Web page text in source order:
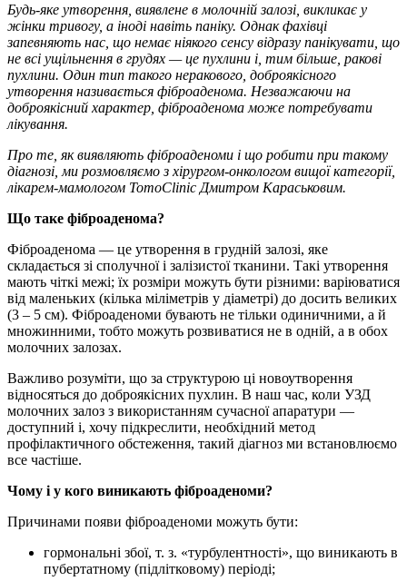
Будь-яке утворення, виявлене в молочній залозі, викликає у
жінки тривогу, а іноді навіть паніку. Однак фахівці
запевняють нас, що немає ніякого сенсу відразу панікувати, що
не всі ущільнення в грудях — це пухлини і, тим більше, ракові
пухлини. Один тип такого неракового, доброякісного
утворення називається фіброаденома. Незважаючи на
доброякісний характер, фіброаденома може потребувати
лікування.
Про те, як виявляють фіброаденоми і що робити при такому
діагнозі, ми розмовляємо з хірургом-онкологом вищої категорії,
лікарем-мамологом TomoClinic Дмитром Караськовим.
Що таке фіброаденома?
Фіброаденома — це утворення в грудній залозі, яке
складається зі сполучної і залізистої тканини. Такі утворення
мають чіткі межі; їх розміри можуть бути різними: варіюватися
від маленьких (кілька міліметрів у діаметрі) до досить великих
(3 – 5 см). Фіброаденоми бувають не тільки одиничними, а й
множинними, тобто можуть розвиватися не в одній, а в обох
молочних залозах.
Важливо розуміти, що за структурою ці новоутворення
відносяться до доброякісних пухлин. В наш час, коли УЗД
молочних залоз з використанням сучасної апаратури —
доступний і, хочу підкреслити, необхідний метод
профілактичного обстеження, такий діагноз ми встановлюємо
все частіше.
Чому і у кого виникають фіброаденоми?
Причинами появи фіброаденоми можуть бути:
гормональні збої, т. з. «турбулентності», що виникають в
пубертатному (підлітковому) періоді;